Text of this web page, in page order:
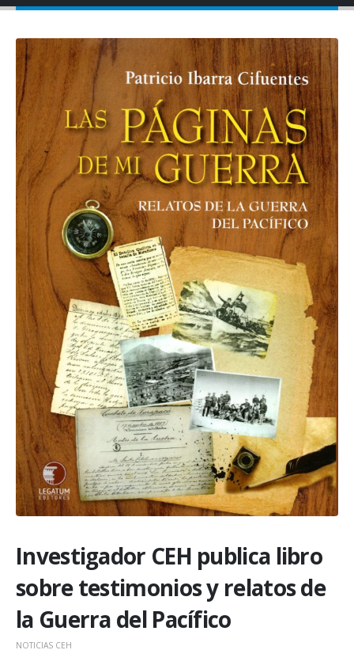
Investigador CEH publica libro
sobre testimonios y relatos de
la Guerra del Pacífico
NOTICIAS CEH